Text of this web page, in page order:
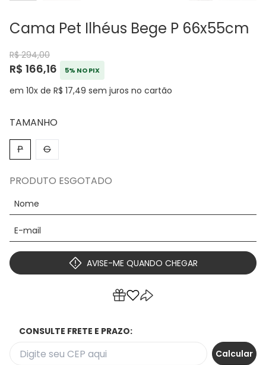
Cama Pet Ilhéus Bege P 66x55cm
R$ 294,00
R$ 166,16 5% NO PIX
em 10x de R$ 17,49 sem juros no cartão
TAMANHO
P
G
PRODUTO ESGOTADO
AVISE-ME QUANDO CHEGAR
CONSULTE FRETE E PRAZO: